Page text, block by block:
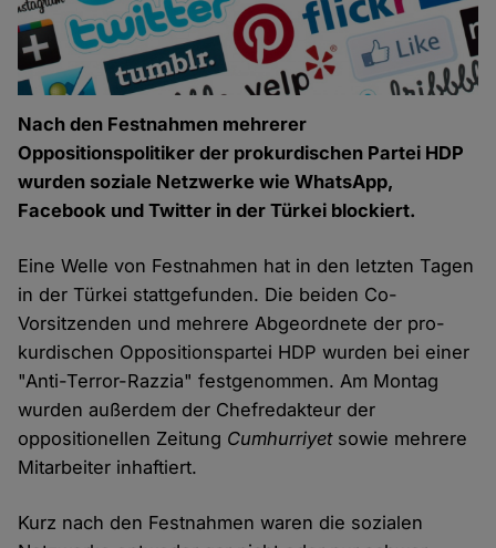
Nach den Festnahmen mehrerer
Oppositionspolitiker der prokurdischen Partei HDP
wurden soziale Netzwerke wie WhatsApp,
Facebook und Twitter in der Türkei blockiert.
Eine Welle von Festnahmen hat in den letzten Tagen
in der Türkei stattgefunden. Die beiden Co-
Vorsitzenden und mehrere Abgeordnete der pro-
kurdischen Oppositionspartei HDP wurden bei einer
"Anti-Terror-Razzia" festgenommen. Am Montag
wurden außerdem der Chefredakteur der
oppositionellen Zeitung Cumhurriyetsowie mehrere
Mitarbeiter inhaftiert.
Kurz nach den Festnahmen waren die sozialen